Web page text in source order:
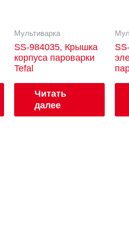
Мультиварка
SS-984035, Крышка
корпуса пароварки
Tefal
Читать
далее